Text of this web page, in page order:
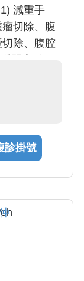
減重手
切除、腹
除、腹腔
胰臟手
術外，陳
診掛號